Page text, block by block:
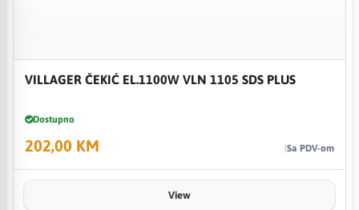
VILLAGER ČEKIĆ EL.1100W VLN 1105 SDS PLUS
Dostupno
202,00 KM Sa PDV-om
View